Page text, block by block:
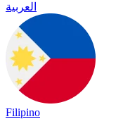
العربية
Filipino